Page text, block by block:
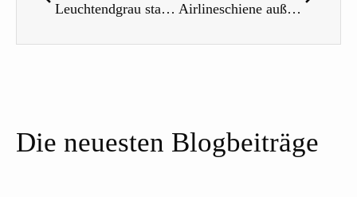
Leuchtendgrau statt schneeweiß Airlineschiene außen am Wohnmobil befestigen
Die neuesten Blogbeiträge